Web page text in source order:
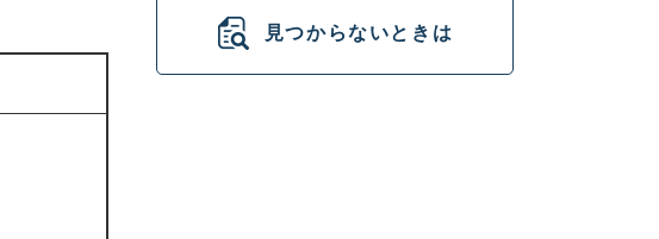
見つからないときは